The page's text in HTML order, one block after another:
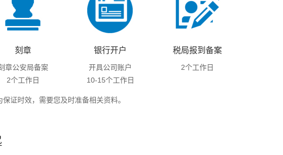
刻章
章公安局备案
2个工作日
银行开户
开具公司账户
10-15个工作日
税局报到备案
2个工作日
证时效，需要您及时准备相关资料。